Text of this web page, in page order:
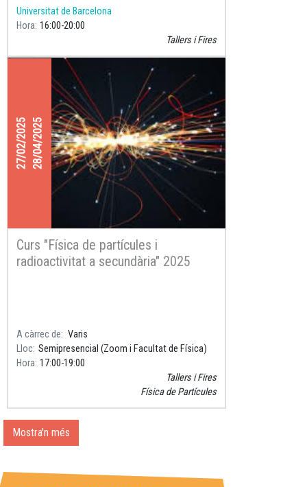
Universitat de Barcelona
Hora 16:00 20:00
Tallers i Fires
27/02/202528/04/2025
Curs "Física de partícules i
radioactivitat a secundària" 2025
A càrrec de
Varis
Lloc Semipresencial (Zoom i Facultat de Física)
Hora 17:00 19:00
Tallers i Fires
Física de Partícules
Mostra'n més